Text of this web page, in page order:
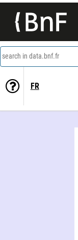
search in data.bnf.fr
FR